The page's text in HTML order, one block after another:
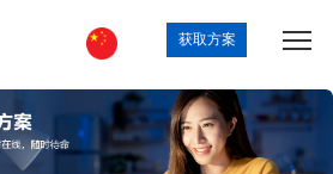
获取方案